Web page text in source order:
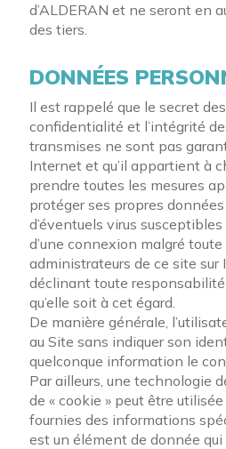
d’ALDERAN et ne seront en
des tiers.
DONNÉES
Il est rappelé que le secret
confidentialité et l’intégrité
transmises ne sont pas
Internet et qu’il appartient à
prendre toutes les mesures
protéger ses propres
d’éventuels virus
d’une connexion malgré
administrateurs de ce site sur
déclinant toute responsabilité
qu’elle soit à cet égard.
De manière généraIe,
au Site sans indiquer son
quelconque information le
Par ailleurs, une technologie
de « cookie » peut être
fournies des informations
est un élément de donnée